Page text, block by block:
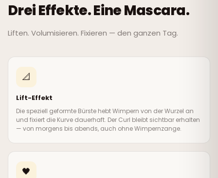
Drei Effekte. Eine Mascara.
Liften. Volumisieren. Fixieren — den ganzen Tag.
📐
Lift-Effekt
Die speziell geformte Bürste hebt Wimpern von der Wurzel an
und fixiert die Kurve dauerhaft. Der Curl bleibt sichtbar erhalten
— von morgens bis abends, auch ohne Wimpernzange.
🖤